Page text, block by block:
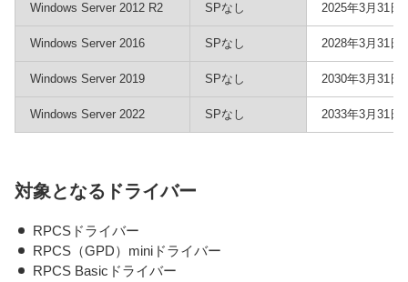
Windows Server 2012 R2 SPなし 2025年3月31日
Windows Server 2016 SPなし 2028年3月31日
Windows Server 2019 SPなし 2030年3月31日
Windows Server 2022 SPなし 2033年3月31日
対象となるドライバー
RPCSドライバー
RPCS（GPD）miniドライバー
RPCS Basicドライバー